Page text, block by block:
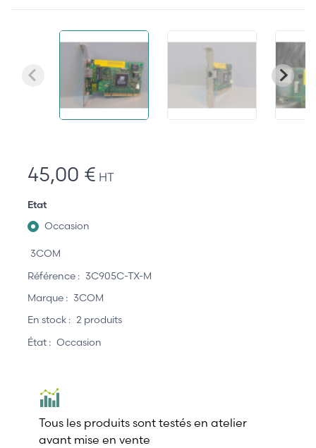
45,00 € HT
Etat
Occasion
3COM
Référence : 3C905C-TX-M
Marque : 3COM
En stock : 2 produits
État : Occasion
Tous les produits sont testés en atelier
avant mise en vente